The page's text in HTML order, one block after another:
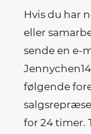
Hvis du har
eller
sende en e-
følgende
for 24 timer.